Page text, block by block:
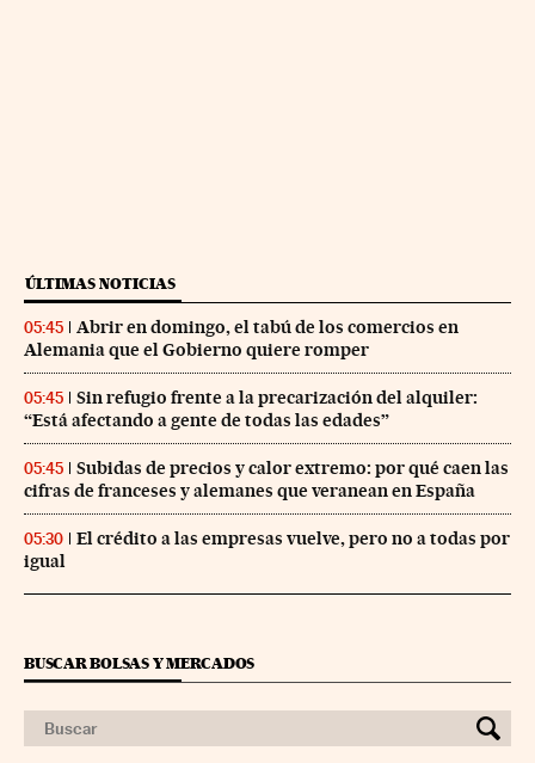
ÚLTIMAS NOTICIAS
05:45
Abrir en domingo, el tabú de los comercios en
Alemania que el Gobierno quiere romper
05:45
Sin refugio frente a la precarización del alquiler:
“Está afectando a gente de todas las edades”
05:45
Subidas de precios y calor extremo: por qué caen las
cifras de franceses y alemanes que veranean en España
05:30
El crédito a las empresas vuelve, pero no a todas por
igual
BUSCAR BOLSAS Y MERCADOS